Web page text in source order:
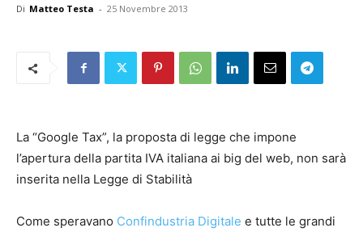
Di Matteo Testa - 25 Novembre 2013
La “Google Tax”, la proposta di legge che impone
l’apertura della partita IVA italiana ai big del web, non sarà
inserita nella Legge di Stabilità
Come speravano Confindustria Digitale e tutte le grandi